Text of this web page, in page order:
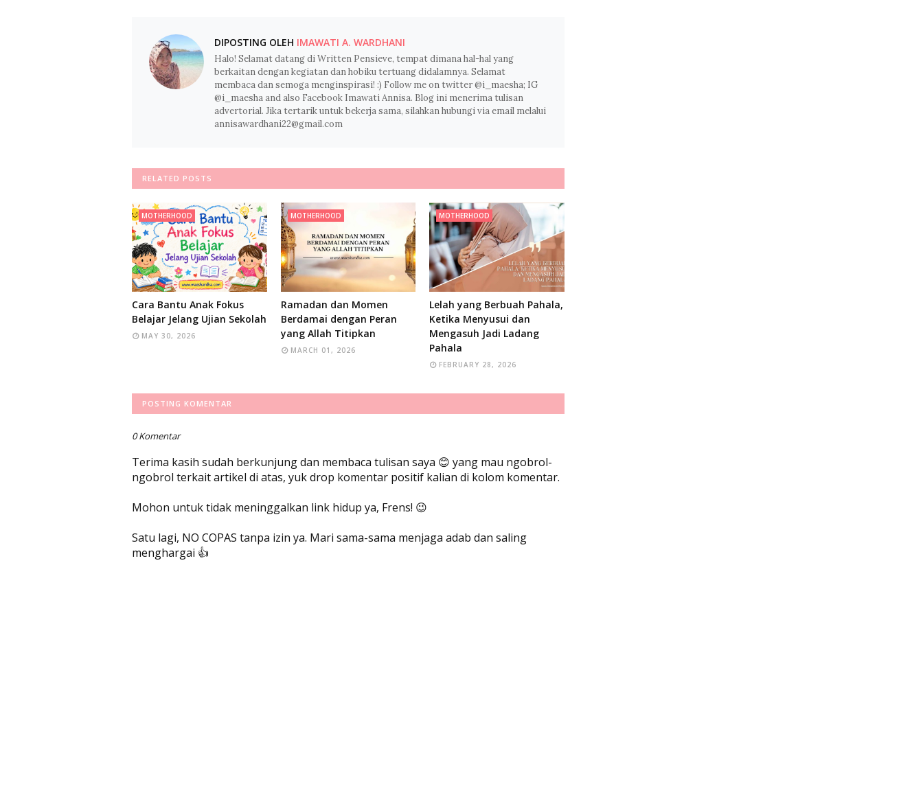
DIPOSTING OLEH IMAWATI A. WARDHANI
Halo! Selamat datang di Written Pensieve, tempat dimana hal-hal yang
berkaitan dengan kegiatan dan hobiku tertuang didalamnya. Selamat
membaca dan semoga menginspirasi! :) Follow me on twitter @i_maesha; IG
@i_maesha and also Facebook Imawati Annisa. Blog ini menerima tulisan
advertorial. Jika tertarik untuk bekerja sama, silahkan hubungi via email melalui
annisawardhani22@gmail.com
RELATED POSTS
MOTHERHOOD
Cara Bantu Anak Fokus
Belajar Jelang Ujian Sekolah
MAY 30, 2026
MOTHERHOOD
Ramadan dan Momen
Berdamai dengan Peran
yang Allah Titipkan
MARCH 01, 2026
MOTHERHOOD
Lelah yang Berbuah Pahala,
Ketika Menyusui dan
Mengasuh Jadi Ladang
Pahala
FEBRUARY 28, 2026
POSTING KOMENTAR
0 Komentar
Terima kasih sudah berkunjung dan membaca tulisan saya 😊 yang mau ngobrol-
ngobrol terkait artikel di atas, yuk drop komentar positif kalian di kolom komentar.
Mohon untuk tidak meninggalkan link hidup ya, Frens! 😉
Satu lagi, NO COPAS tanpa izin ya. Mari sama-sama menjaga adab dan saling
menghargai 👍